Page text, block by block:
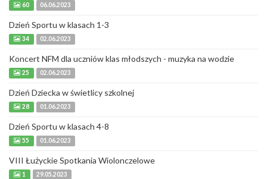
60 06.06.2023
Dzień Sportu w klasach 1-3
34 02.06.2023
Koncert NFM dla uczniów klas młodszych - muzyka na wodzie
25 02.06.2023
Dzień Dziecka w świetlicy szkolnej
28 01.06.2023
Dzień Sportu w klasach 4-8
55 01.06.2023
VIII Łużyckie Spotkania Wiolonczelowe
1 29.05.2023